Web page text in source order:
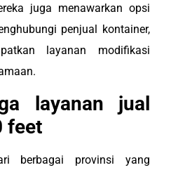
juga menawarkan opsi
penjual kontainer,
layanan modifikasi
layanan jual
feet
berbagai provinsi yang